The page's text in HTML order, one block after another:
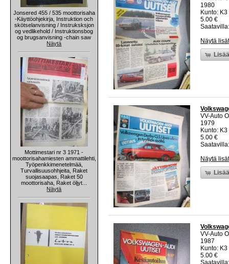
Jonsered 455 / 535 moottorisaha
-Käyttöohjekirja, Instruktion och
skötselanvisning / Instruksksjon
og vedlikehold / Instruktionsbog
og brugsanvisning -chain saw
Näytä
Mottimestari nr 3 1971 -
moottorisahamiesten ammattilehti,
Työpenkkimenetelmää,
Turvallisuusohhjeita, Raket
suojasaapas, Raket 50
moottorisaha, Raket öljyt...
Näytä
1980
Kunto:
5.00 €
Näytä
VV-Auto
1979
Kunto:
5.00 €
Näytä
VV-Auto
1987
Kunto:
5.00 €